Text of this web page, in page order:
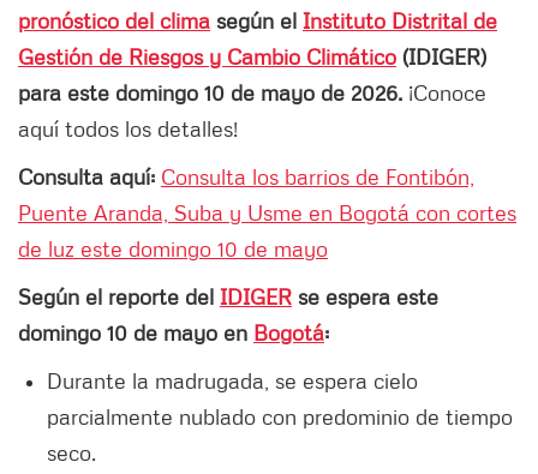
pronóstico del clima según el Instituto Distrital de
Gestión de Riesgos y Cambio Climático (IDIGER)
para este domingo 10 de mayo de 2026. ¡Conoce
aquí todos los detalles!
Consulta aquí: Consulta los barrios de Fontibón,
Puente Aranda, Suba y Usme en Bogotá con cortes
de luz este domingo 10 de mayo
Según el reporte del IDIGER se espera este
domingo 10 de mayo en Bogotá:
Durante la madrugada, se espera cielo
parcialmente nublado con predominio de tiempo
seco.